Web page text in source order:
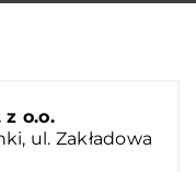
z o.o.
ul. Zakładowa